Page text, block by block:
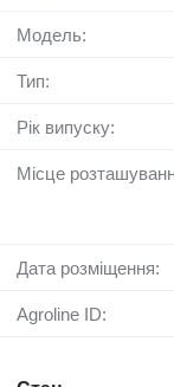
Модель:
Тип:
Рік випуску:
Місце
Дата розміщення:
Agroline ID: